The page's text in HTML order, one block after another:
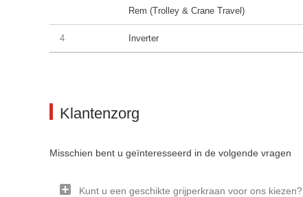
Rem (Trolley & Crane Travel)
4 Inverter
Klantenzorg
Misschien bent u geïnteresseerd in de volgende vragen
Kunt u een geschikte grijperkraan voor ons kiezen?